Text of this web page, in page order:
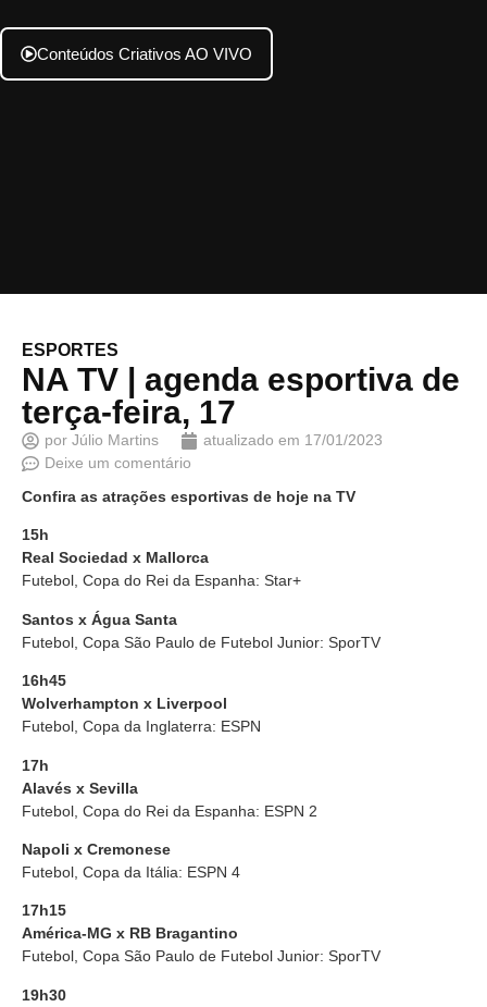
Conteúdos Criativos AO VIVO
ESPORTES
NA TV | agenda esportiva de
terça-feira, 17
por Júlio Martins atualizado em 17/01/2023
Deixe um comentário
Confira as atrações esportivas de hoje na TV
15h
Real Sociedad x Mallorca
Futebol, Copa do Rei da Espanha: Star+
Santos x Água Santa
Futebol, Copa São Paulo de Futebol Junior: SporTV
16h45
Wolverhampton x Liverpool
Futebol, Copa da Inglaterra: ESPN
17h
Alavés x Sevilla
Futebol, Copa do Rei da Espanha: ESPN 2
Napoli x Cremonese
Futebol, Copa da Itália: ESPN 4
17h15
América-MG x RB Bragantino
Futebol, Copa São Paulo de Futebol Junior: SporTV
19h30